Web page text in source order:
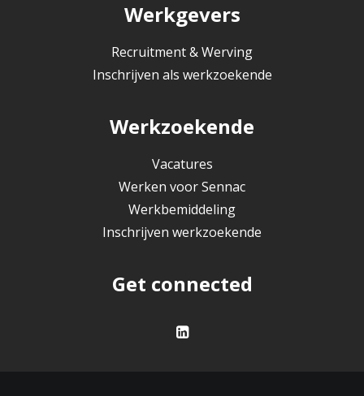
Werkgevers
Recruitment & Werving
Inschrijven als werkzoekende
Werkzoekende
Vacatures
Werken voor Sennac
Werkbemiddeling
Inschrijven werkzoekende
Get connected